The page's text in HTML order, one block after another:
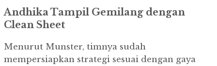
Andhika Tampil Gemilang dengan
Clean Sheet
Menurut Munster, timnya sudah
mempersiapkan strategi sesuai dengan gaya